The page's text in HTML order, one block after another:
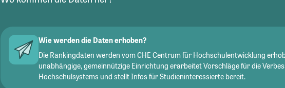
Wie werden die Daten erhoben?
Die Rankingdaten werden vom CHE Centrum für Hochschulentwicklung
unabhängige, gemeinnützige Einrichtung erarbeitet Vorschläge für die
Hochschulsystems und stellt Infos für Studieninteressierte bereit.